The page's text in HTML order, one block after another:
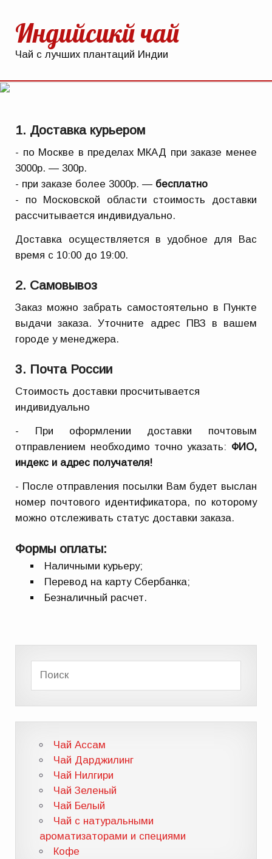
Индийсикй чай
Чай с лучших плантаций Индии
1. Доставка курьером
- по Москве в пределах МКАД при заказе менее
3000р. — 300р.
- при заказе более 3000р. — бесплатно
- по Московской области стоимость доставки
рассчитывается индивидуально.
Доставка осуществляется в удобное для Вас
время с 10:00 до 19:00.
2. Самовывоз
Заказ можно забрать самостоятельно в Пункте
выдачи заказа. Уточните адрес ПВЗ в вашем
городе у менеджера.
3. Почта России
Стоимость доставки просчитывается
индивидуально
- При оформлении доставки почтовым
отправлением необходимо точно указать: ФИО,
индекс и адрес получателя!
- После отправления посылки Вам будет выслан
номер почтового идентификатора, по которому
можно отслеживать статус доставки заказа.
Формы оплаты:
Наличными курьеру;
Перевод на карту Сбербанка;
Безналичный расчет.
Чай Ассам
Чай Дарджилинг
Чай Нилгири
Чай Зеленый
Чай Белый
Чай с натуральными
ароматизаторами и специями
Кофе